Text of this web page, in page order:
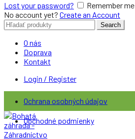
Lost your password?
Remember me
No account yet? Create an Account
Search
for:
Search
O nás
Doprava
Kontakt
Login / Register
Ochrana osobných údajov
Obchodné podmienky